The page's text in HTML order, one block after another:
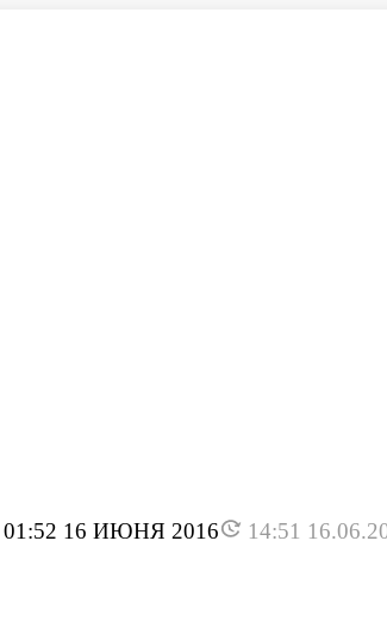
01:52 16 ИЮНЯ 2016 14:51